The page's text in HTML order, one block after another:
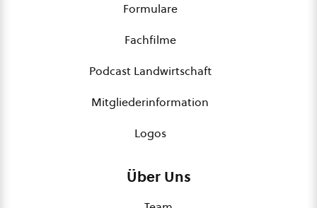
Formulare
Fachfilme
Podcast Landwirtschaft
Mitgliederinformation
Logos
Über Uns